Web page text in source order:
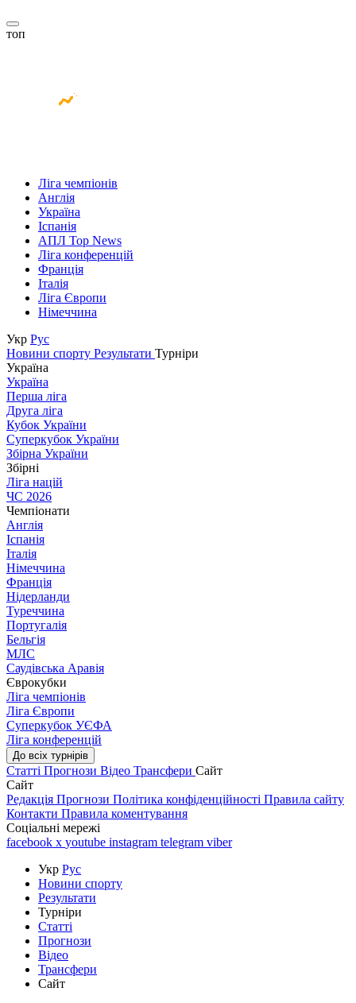
топ
Ліга чемпіонів
Англія
Україна
Іспанія
АПЛ Top News
Ліга конференцій
Франція
Італія
Ліга Європи
Німеччина
Укр Рус
Новини спорту Результати Турніри
Україна
Україна
Перша ліга
Друга ліга
Кубок України
Суперкубок України
Збірна України
Збірні
Ліга націй
ЧС 2026
Чемпіонати
Англія
Іспанія
Італія
Німеччина
Франція
Нідерланди
Туреччина
Португалія
Бельгія
МЛС
Саудівська Аравія
Єврокубки
Ліга чемпіонів
Ліга Європи
Суперкубок УЄФА
Ліга конференцій
До всіх турнірів
Статті Прогнози Відео Трансфери Сайт
Сайт
Редакція Прогнози Політика конфіденційності Правила сайту
Контакти Правила коментування
Соціальні мережі
facebook x youtube instagram telegram viber
Укр Рус
Новини спорту
Результати
Турніри
Статті
Прогнози
Відео
Трансфери
Сайт